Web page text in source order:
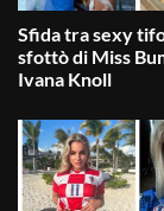
Sfida tra sexy
sfottò di Miss
Ivana Knoll